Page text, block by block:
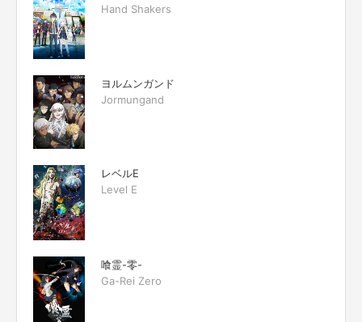
Hand Shakers
ヨルムンガンド
Jormungand
レベルE
Level E
喰霊-零-
Ga-Rei Zero